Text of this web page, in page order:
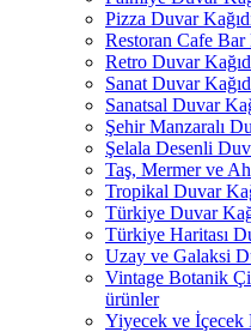
Pizza Duvar
Restoran Cafe Bar
Retro Duvar
Sanat Duvar
Sanatsal Duvar
Şehir Manzaralı
Şelala Desenli
Taş, Mermer ve
Tropikal Duvar
Türkiye Duvar
Türkiye Haritası
Uzay ve Galaksi
Vintage Botanik
ürünler
Yiyecek ve İçecek